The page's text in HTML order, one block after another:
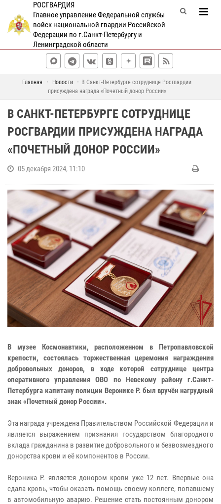
РОСГВАРДИЯ
Главное управление Федеральной службы
войск национальной гвардии Российской
Федерации по г.Санкт-Петербургу и
Ленинградской области
Главная Новости
В Санкт-Петербурге сотруднице Росгвардии
присуждена награда «Почетный донор России»
В САНКТ-ПЕТЕРБУРГЕ СОТРУДНИЦЕ
РОСГВАРДИИ ПРИСУЖДЕНА НАГРАДА
«ПОЧЕТНЫЙ ДОНОР РОССИИ»
05 декабря 2024, 11:10
В музее Космонавтики, расположенном в Петропавловской
крепости, состоялась торжественная церемония награждения
добровольных доноров, в ходе которой сотруднице центра
оперативного управления ОВО по Невскому району г.Санкт-
Петербурга капитану полиции Веронике Р. был вручён нагрудный
знак «Почетный донор России».
Эта награда учреждена Правительством Российской Федерации и
является выражением признания государством благородного
вклада гражданина в развитие добровольного и безвозмездного
донорства крови и её компонентов в России.
Вероника Р. является донором крови уже 12 лет. Впервые она
сдала кровь, чтобы оказать помощь своему коллеге, попавшему
в автомобильную аварию. Решение стать постоянным донором